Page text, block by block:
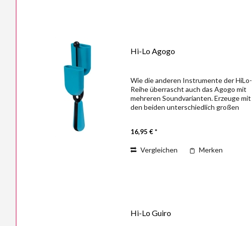
Hi-Lo Agogo
Wie die anderen Instrumente der HiLo-
Reihe überrascht auch das Agogo mit
mehreren Soundvarianten. Erzeuge mit
den beiden unterschiedlich großen
nahezu endlose...
16,95 € *
Vergleichen Merken
Hi-Lo Guiro